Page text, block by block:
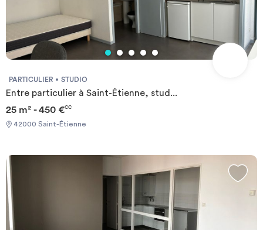
PARTICULIER STUDIO
Entre particulier à Saint-Étienne, stud...
25 m² - 450 €CC
42000 Saint-Étienne